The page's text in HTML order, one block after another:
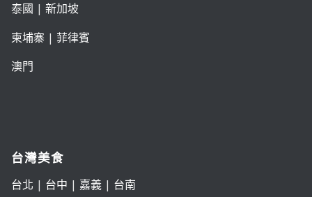
泰國 | 新加坡
柬埔寨 | 菲律賓
澳門
台灣美食
台北 | 台中 | 嘉義| 台南